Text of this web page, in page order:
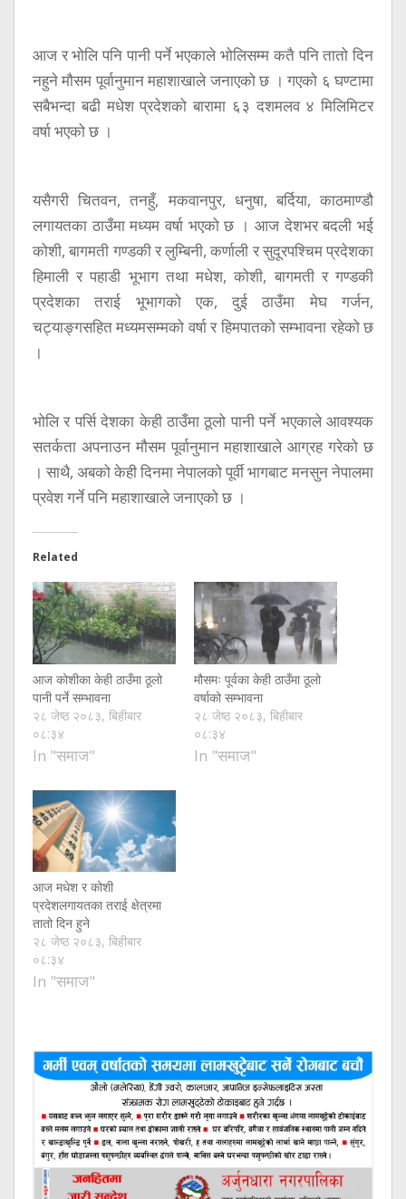
आज र भोलि पनि पानी पर्ने भएकाले भोलिसम्म कतै पनि तातो दिन
नहुने मौसम पूर्वानुमान महाशाखाले जनाएको छ । गएको ६ घण्टामा
सबैभन्दा बढी मधेश प्रदेशको बारामा ६३ दशमलव ४ मिलिमिटर
वर्षा भएको छ ।
यसैगरी चितवन, तनहुँ, मकवानपुर, धनुषा, बर्दिया, काठमाण्डौ
लगायतका ठाउँमा मध्यम वर्षा भएको छ । आज देशभर बदली भई
कोशी, बागमती गण्डकी र लुम्बिनी, कर्णाली र सुदूरपश्चिम प्रदेशका
हिमाली र पहाडी भूभाग तथा मधेश, कोशी, बागमती र गण्डकी
प्रदेशका तराई भूभागको एक, दुई ठाउँमा मेघ गर्जन,
चट्याङ्गसहित मध्यमसम्मको वर्षा र हिमपातको सम्भावना रहेको छ
।
भोलि र पर्सि देशका केही ठाउँमा ठूलो पानी पर्ने भएकाले आवश्यक
सतर्कता अपनाउन मौसम पूर्वानुमान महाशाखाले आग्रह गरेको छ
। साथै, अबको केही दिनमा नेपालको पूर्वी भागबाट मनसुन नेपालमा
प्रवेश गर्ने पनि महाशाखाले जनाएको छ ।
Related
आज कोशीका केही ठाउँमा ठूलो
पानी पर्ने सम्भावना
२८ जेष्ठ २०८३, बिहीबार
०८:३४
In "समाज"
मौसमः पूर्वका केही ठाउँमा ठूलो
वर्षाको सम्भावना
२८ जेष्ठ २०८३, बिहीबार
०८:३४
In "समाज"
आज मधेश र कोशी
प्रदेशलगायतका तराई क्षेत्रमा
तातो दिन हुने
२८ जेष्ठ २०८३, बिहीबार
०८:३४
In "समाज"